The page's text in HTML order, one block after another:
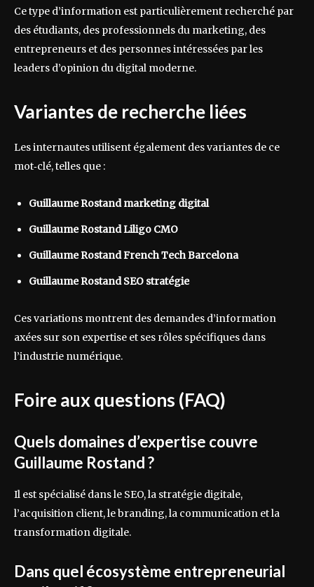
Ce type d’information est particulièrement recherché par
des étudiants, des professionnels du marketing, des
entrepreneurs et des personnes intéressées par les
leaders d’opinion du digital moderne.
Variantes de recherche liées
Les internautes utilisent également des variantes de ce
mot‑clé, telles que :
Guillaume Rostand marketing digital
Guillaume Rostand Liligo CMO
Guillaume Rostand French Tech Barcelona
Guillaume Rostand SEO stratégie
Ces variations montrent des demandes d’information
axées sur son expertise et ses rôles spécifiques dans
l’industrie numérique.
Foire aux questions (FAQ)
Quels domaines d’expertise couvre
Guillaume Rostand ?
Il est spécialisé dans le SEO, la stratégie digitale,
l’acquisition client, le branding, la communication et la
transformation digitale.
Dans quel écosystème entrepreneurial